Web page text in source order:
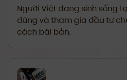
Người Việt đang sinh sống
đúng và tham gia đầu tư
cách bài bản.